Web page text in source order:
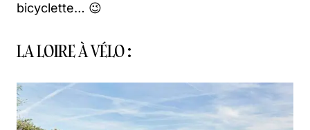
bicyclette… 😉
LA LOIRE À VÉLO :